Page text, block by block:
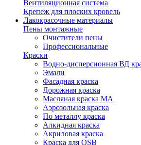
Вентиляционная система
Крепеж для плоских кровель
Лакокрасочные материалы
Пены монтажные
Очистители пены
Профессиональные
Краски
Водно-дисперсионная ВД
Эмали
Фасадная краска
Дорожная краска
Масляная краска МА
Аэрозольная краска
По металлу краска
Алкидная краска
Акриловая краска
Краска для OSB